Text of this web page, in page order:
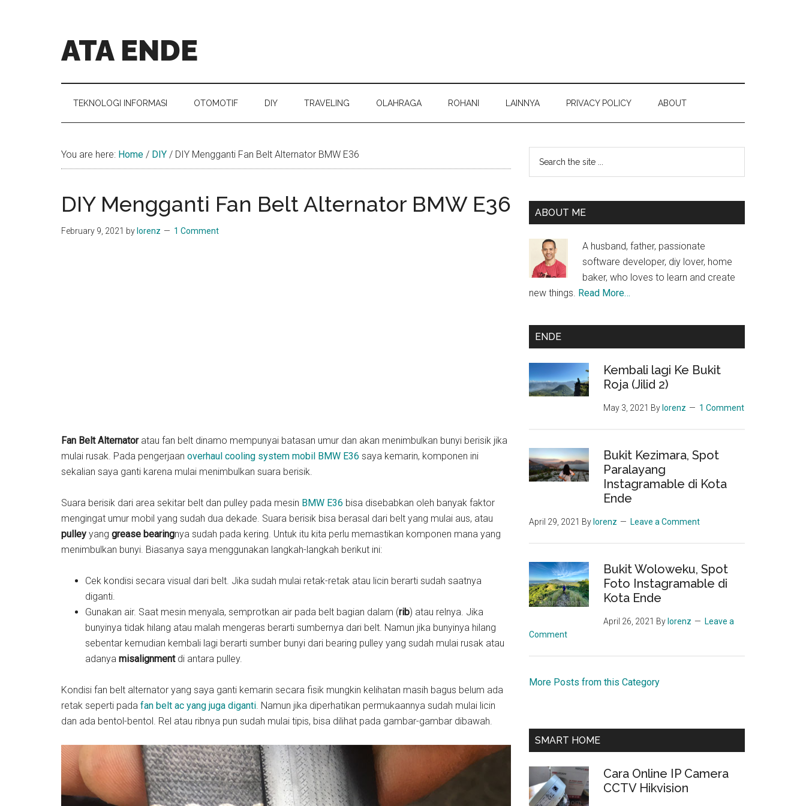
ATA ENDE
Orang
Ende
TEKNOLOGI INFORMASI OTOMOTIF DIY TRAVELING OLAHRAGA ROHANI LAINNYA PRIVACY POLICY ABOUT
You are here: Home / DIY / DIY Mengganti Fan Belt Alternator BMW E36
DIY Mengganti Fan Belt Alternator BMW E36
February 9, 2021 by lorenz 1 Comment
Fan Belt Alternatoratau fan belt dinamo mempunyai batasan umur dan akan menimbulkan bunyi berisik jika
mulai rusak. Pada pengerjaan overhaul cooling system mobil BMW E36 saya kemarin, komponen ini
sekalian saya ganti karena mulai menimbulkan suara berisik.
Suara berisik dari area sekitar belt dan pulley pada mesin BMW E36 bisa disebabkan oleh banyak faktor
mengingat umur mobil yang sudah dua dekade. Suara berisik bisa berasal dari belt yang mulai aus, atau
pulley yang grease bearingnya sudah pada kering. Untuk itu kita perlu memastikan komponen mana yang
menimbulkan bunyi. Biasanya saya menggunakan langkah-langkah berikut ini:
Cek kondisi secara visual dari belt. Jika sudah mulai retak-retak atau licin berarti sudah saatnya
diganti.
Gunakan air. Saat mesin menyala, semprotkan air pada belt bagian dalam (rib) atau relnya. Jika
bunyinya tidak hilang atau malah mengeras berarti sumbernya dari belt. Namun jika bunyinya hilang
sebentar kemudian kembali lagi berarti sumber bunyi dari bearing pulley yang sudah mulai rusak atau
adanya misalignmentdi antara pulley.
Kondisi fan belt alternator yang saya ganti kemarin secara fisik mungkin kelihatan masih bagus belum ada
retak seperti pada fan belt ac yang juga diganti. Namun jika diperhatikan permukaannya sudah mulai licin
dan ada bentol-bentol. Rel atau ribnya pun sudah mulai tipis, bisa dilihat pada gambar-gambar dibawah.
Primary
Sidebar
...
ABOUT ME
A husband, father, passionate
software developer, diy lover, home
baker, who loves to learn and create
new things. Read More…
ENDE
Kembali lagi Ke Bukit
Roja (Jilid 2)
May 3, 2021 By lorenz 1 Comment
Bukit Kezimara, Spot
Paralayang
Instagramable di Kota
Ende
April 29, 2021 By lorenz Leave a Comment
Bukit Woloweku, Spot
Foto Instagramable di
Kota Ende
April 26, 2021 By lorenz
Leave a
Comment
More Posts from this Category
SMART HOME
Cara Online IP Camera
CCTV Hikvision